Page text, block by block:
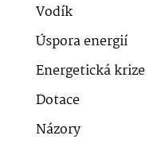
Vodík
Úspora energií
Energetická krize
Dotace
Názory